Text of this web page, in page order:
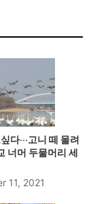
다···고니 떼 몰려
너머 두물머리 세
11, 2021